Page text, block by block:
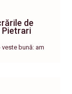
de
Pietrari
bună: am